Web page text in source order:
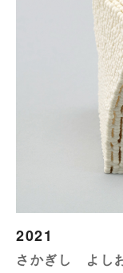
2021
さかぎし よし